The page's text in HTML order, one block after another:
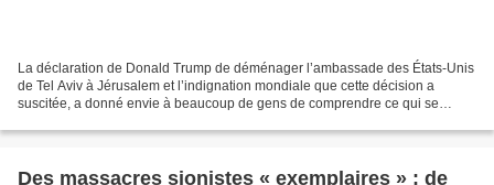
La déclaration de Donald Trump de déménager l’ambassade des États-Unis
de Tel Aviv à Jérusalem et l’indignation mondiale que cette décision a
suscitée, a donné envie à beaucoup de gens de comprendre ce qui se
Des massacres sionistes « exemplaires » : de